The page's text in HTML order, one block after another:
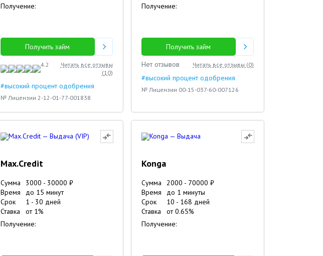
Получение:
Получить займ
4.2
Читать все отзывы
(10)
#высокий процент одобрения
№ Лицензии 2-12-01-77-001838
Получение:
Получить займ
Нет отзывов
Читать все отзывы (0)
#высокий процент одобрения
№ Лицензии 00-15-037-60-007126
Max.Credit
Сумма 3000 - 30000 ₽
Время
до 15 минут
Срок
1 - 30 дней
Ставка
от 1%
Получение:
Konga
Сумма 2000 - 70000 ₽
Время
до 1 минуты
Срок
10 - 168 дней
Ставка
от0.65%
Получение: